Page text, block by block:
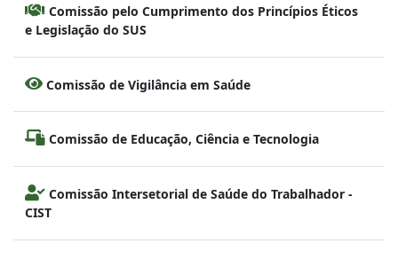
Comissão pelo Cumprimento dos Princípios Éticos
e Legislação do SUS
Comissão de Vigilância em Saúde
Comissão de Educação, Ciência e Tecnologia
Comissão Intersetorial de Saúde do Trabalhador -
CIST